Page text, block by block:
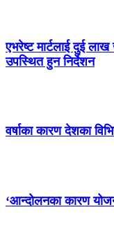
एभरेष्ट मार्टलाई दुई लाख
उपस्थित हुन निर्देशन
वर्षाका कारण देशका
‘आन्दोलनका कारण